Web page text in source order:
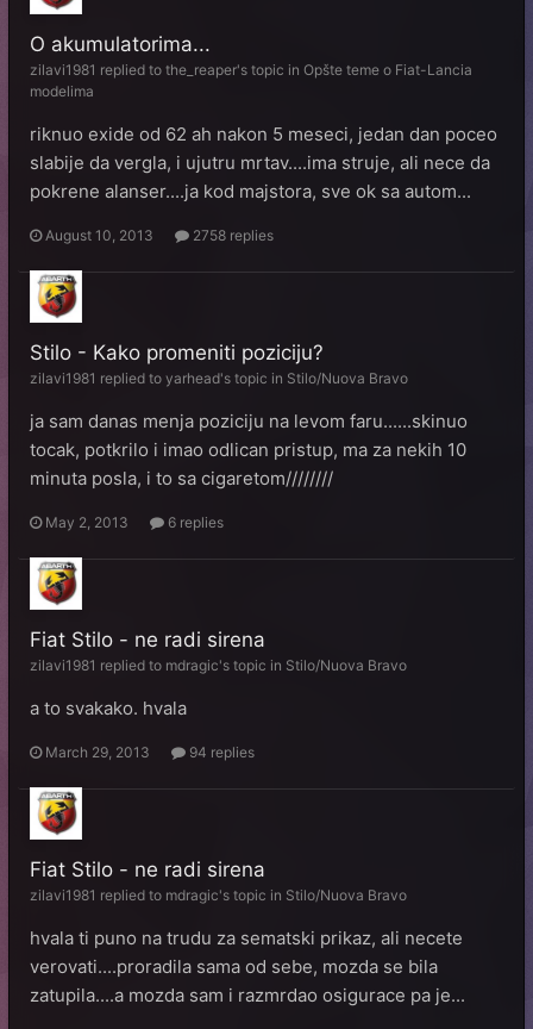
O akumulatorima...
zilavi1981 replied to the_reaper's topic in Opšte teme o Fiat-Lancia
modelima
riknuo exide od 62 ah nakon 5 meseci, jedan dan poceo
slabije da vergla, i ujutru mrtav....ima struje, ali nece da
pokrene alanser....ja kod majstora, sve ok sa autom...
August 10, 2013 2758 replies
Stilo - Kako promeniti poziciju?
zilavi1981 replied to yarhead's topic in Stilo/Nuova Bravo
ja sam danas menja poziciju na levom faru......skinuo
tocak, potkrilo i imao odlican pristup, ma za nekih 10
minuta posla, i to sa cigaretom////////
May 2, 2013 6 replies
Fiat Stilo - ne radi sirena
zilavi1981 replied to mdragic's topic in Stilo/Nuova Bravo
a to svakako. hvala
March 29, 2013 94 replies
Fiat Stilo - ne radi sirena
zilavi1981 replied to mdragic's topic in Stilo/Nuova Bravo
hvala ti puno na trudu za sematski prikaz, ali necete
verovati....proradila sama od sebe, mozda se bila
zatupila....a mozda sam i razmrdao osigurace pa je...